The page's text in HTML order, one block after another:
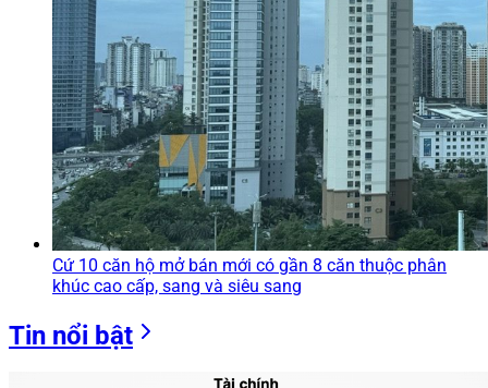
Cứ 10 căn hộ mở bán mới có gần 8 căn thuộc phân
khúc cao cấp, sang và siêu sang
Tin nổi bật